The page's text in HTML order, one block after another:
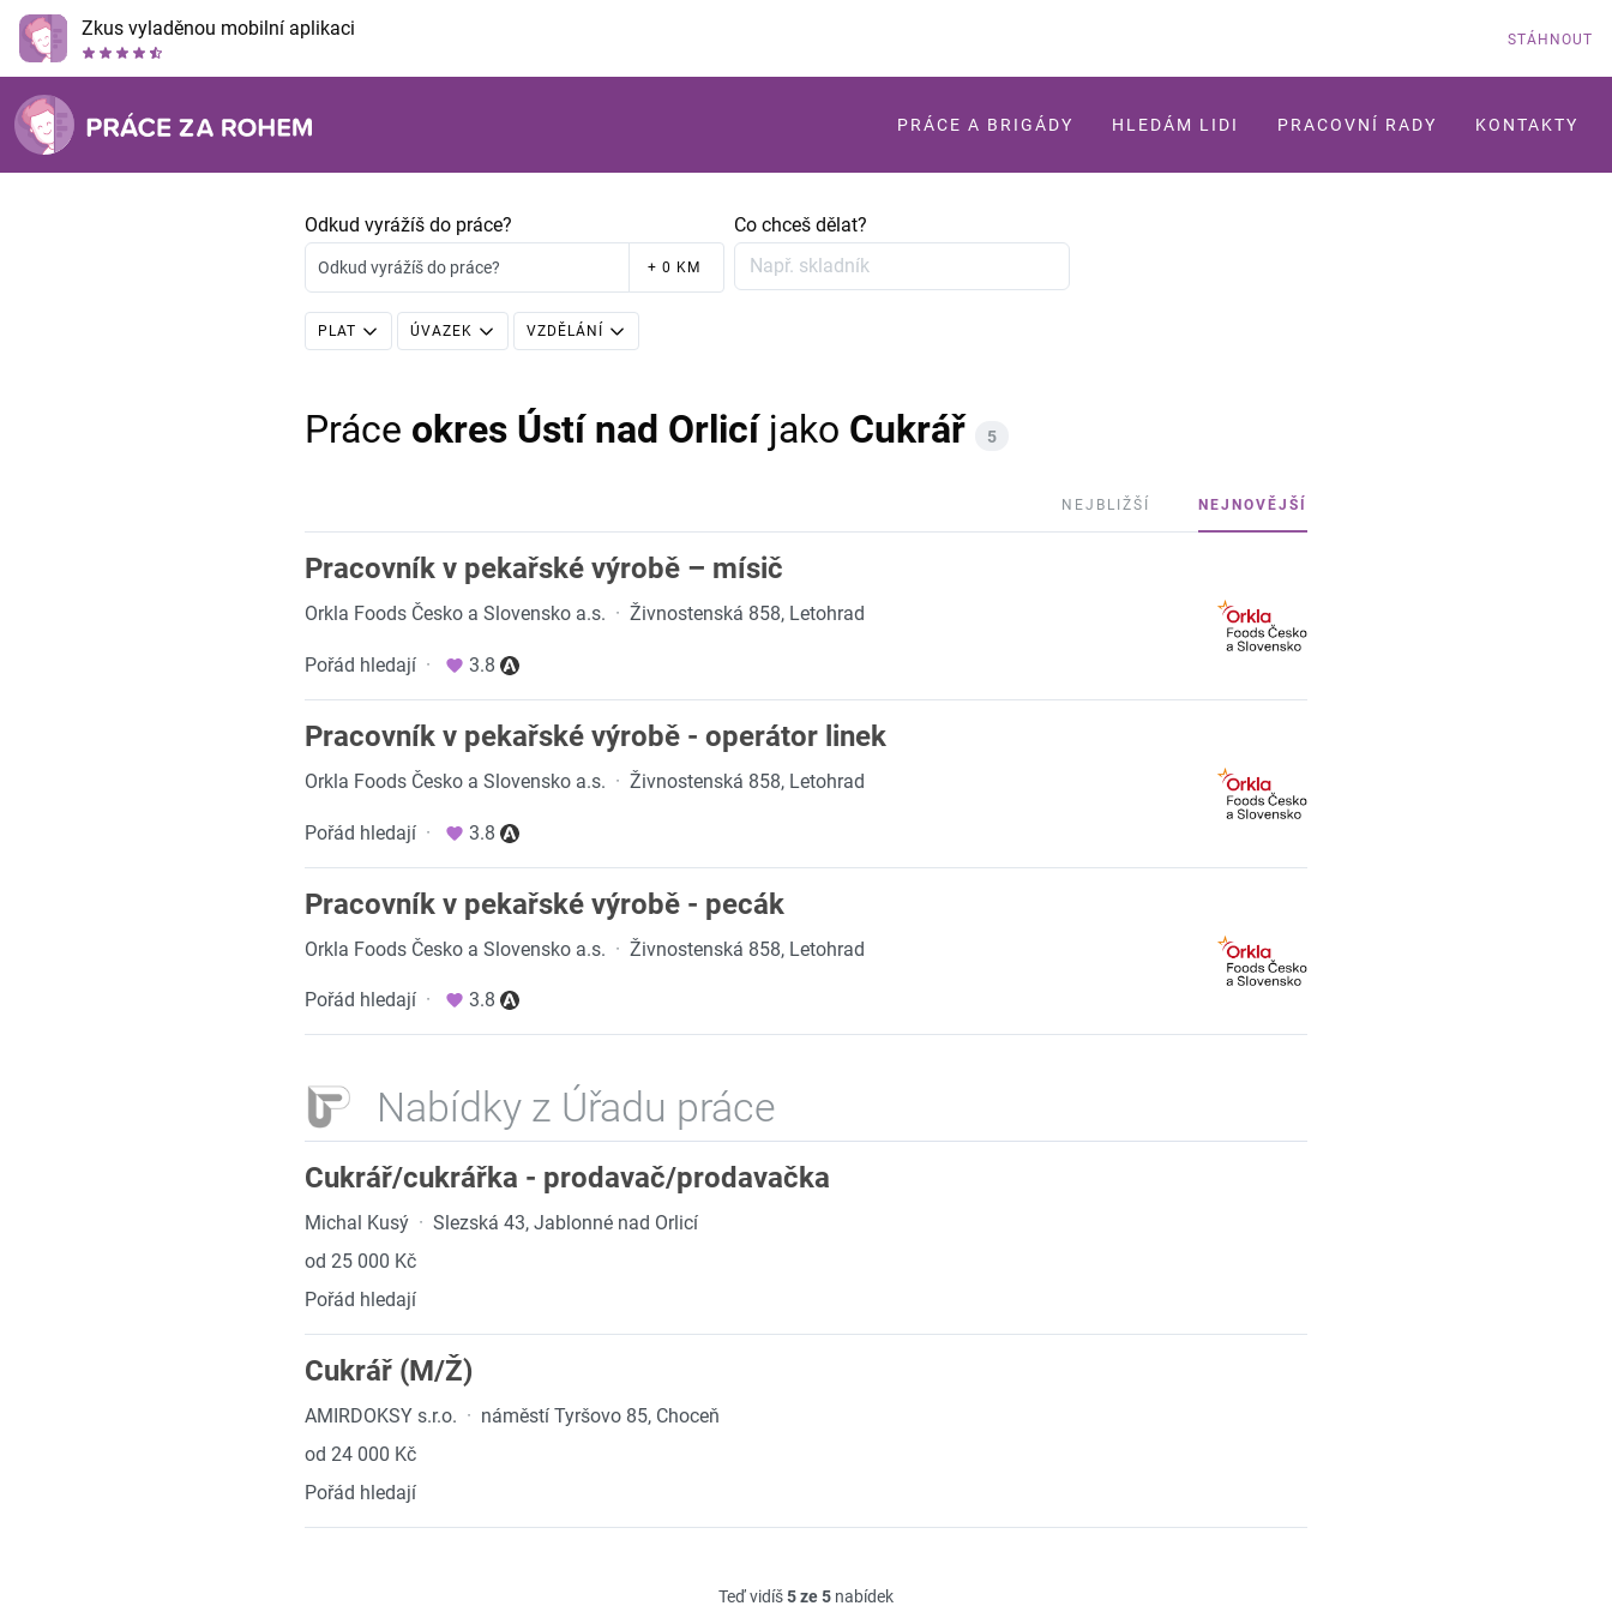
Zkus vyladěnou mobilní aplikaci STÁHNOUT
PRÁCE A BRIGÁDY HLEDÁM LIDI PRACOVNÍ RADY KONTAKTY
Odkud vyrážíš do práce?
Odkud vyrážíš do práce? + 0 KM
Co chceš dělat?
PLAT ÚVAZEK VZDĚLÁNÍ
Práce okres Ústí nad Orlicíjako Cukrář 5
NEJBLIŽŠÍ NEJNOVĚJŠÍ
Pracovník v pekařské výrobě – mísič
Orkla Foods Česko a Slovensko a.s. · Živnostenská 858, Letohrad
Pořád hledají · 3.8
Pracovník v pekařské výrobě - operátor linek
Orkla Foods Česko a Slovensko a.s. · Živnostenská 858, Letohrad
Pořád hledají · 3.8
Pracovník v pekařské výrobě - pecák
Orkla Foods Česko a Slovensko a.s. · Živnostenská 858, Letohrad
Pořád hledají · 3.8
Nabídky z Úřadu práce
Cukrář/cukrářka - prodavač/prodavačka
Michal Kusý · Slezská 43, Jablonné nad Orlicí
od 25 000 Kč
Pořád hledají
Cukrář (M/Ž)
AMIRDOKSY s.r.o. · náměstí Tyršovo 85, Choceň
od 24 000 Kč
Pořád hledají
Teď vidíš5 ze 5 nabídek